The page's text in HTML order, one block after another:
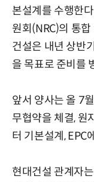
본설계를 수행한
원회(NRC)의 통
건설은 내년 상반
을 목표로 준비를
앞서 양사는 올 7
무협약을 체결, 원
터 기본설계, EPC
현대건설 관계자